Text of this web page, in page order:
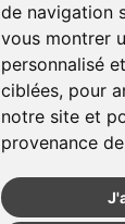
de navigation
vous montrer
personnalisé
ciblées, pour
notre site et
provenance
Simple, rapide et
Retrait &
Retrait en automate
Livraison